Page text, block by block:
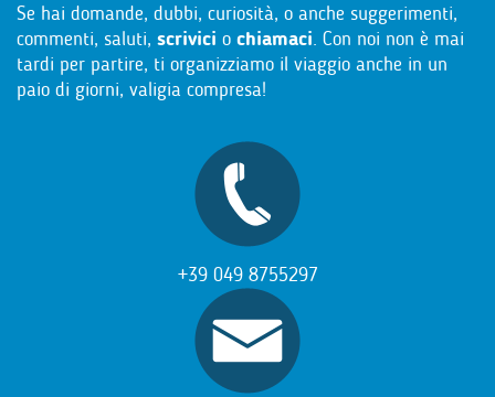
Se hai domande, dubbi, curiosità, o anche suggerimenti,
commenti, saluti, scrivici o chiamaci. Con noi non è mai
tardi per partire, ti organizziamo il viaggio anche in un
paio di giorni, valigia compresa!
+39 049 8755297